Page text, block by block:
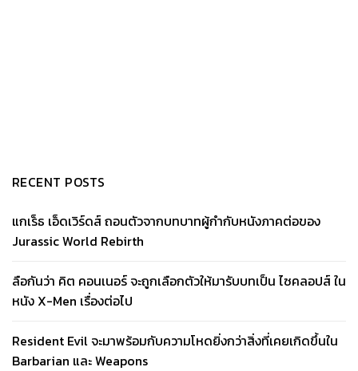
RECENT POSTS
แกเร็ธ เอ็ดเวิร์ดส์ ถอนตัวจากบทบาทผู้กำกับหนังภาคต่อของ
Jurassic World Rebirth
ลือกันว่า คิต คอนเนอร์ จะถูกเลือกตัวให้มารับบทเป็น ไซคลอปส์ ใน
หนัง X-Men เรื่องต่อไป
Resident Evil จะมาพร้อมกับความโหดยิ่งกว่าสิ่งที่เคยเกิดขึ้นใน
Barbarian และ Weapons